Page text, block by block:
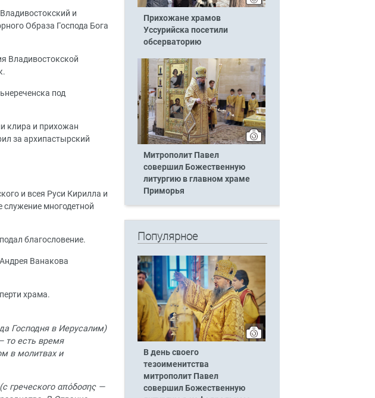
и
Образа Господа Бога
Владивостокской
под
клира и прихожан
за архипастырский
и всея Руси Кирилла и
служение многодетной
благословение.
Ванакова
храма.
Господня в Иерусалим)
то есть время
в молитвах и
греческого απόδοσης —
Прихожане храмов
Уссурийска посетили
обсерваторию
Митрополит Павел
совершил Божественную
литургию в главном храме
Приморья
Популярное
В день своего
тезоименитства
митрополит Павел
совершил Божественную